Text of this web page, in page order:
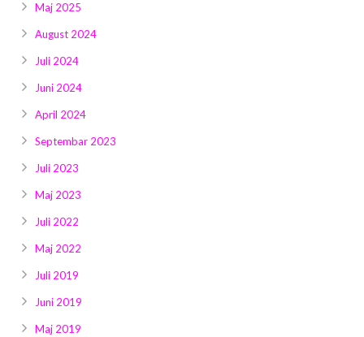
Maj 2025
August 2024
Juli 2024
Juni 2024
April 2024
Septembar 2023
Juli 2023
Maj 2023
Juli 2022
Maj 2022
Juli 2019
Juni 2019
Maj 2019